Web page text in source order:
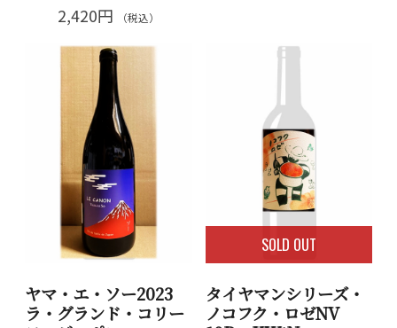
2,420円 （税込）
ヤマ・エ・ソー2023
ラ・グランド・コリー
SOLD OUT
タイヤマンシリーズ・
ノコフク・ロゼNV